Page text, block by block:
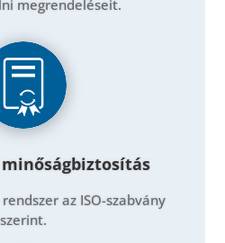
megrendeléseit.
az ISO-szabvány
szerint.